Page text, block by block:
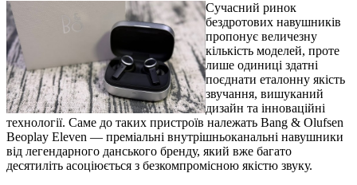
Сучасний ринок
бездротових навушників
пропонує величезну
кількість моделей, проте
лише одиниці здатні
поєднати еталонну якість
звучання, вишуканий
дизайн та інноваційні
технології. Саме до таких пристроїв належать Bang & Olufsen
Beoplay Eleven — преміальні внутрішньоканальні навушники
від легендарного данського бренду, який вже багато
десятиліть асоціюється з безкомпромісною якістю звуку.